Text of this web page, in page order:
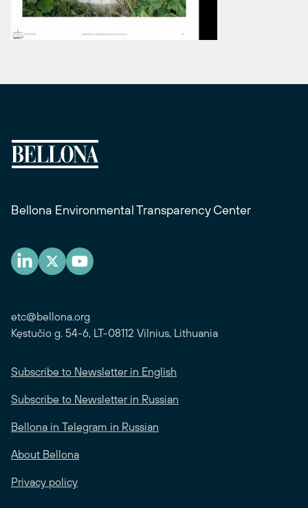
Bellona Environmental Transparency Center
etc@bellona.org
Kęstučio g. 54-6, LT-08112 Vilnius, Lithuania
Subscribe to Newsletter in English
Subscribe to Newsletter in Russian
Bellona in Telegram in Russian
About Bellona
Privacy policy